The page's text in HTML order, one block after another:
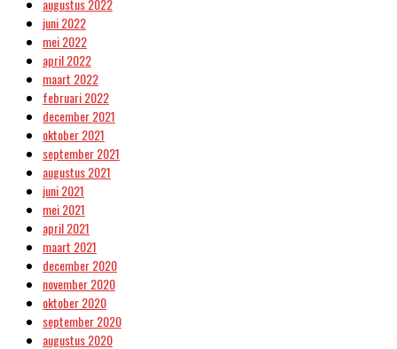
juni 2022
mei 2022
april 2022
maart 2022
februari 2022
december 2021
oktober 2021
september 2021
augustus 2021
juni 2021
mei 2021
april 2021
maart 2021
december 2020
november 2020
oktober 2020
september 2020
augustus 2020